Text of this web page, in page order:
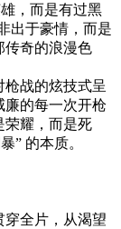
，而是有过黑
出于豪情，而是
传奇的浪漫色
枪战的炫技式呈
廉的每一次开枪
荣耀，而是死
” 的本质。
穿全片，从渴望